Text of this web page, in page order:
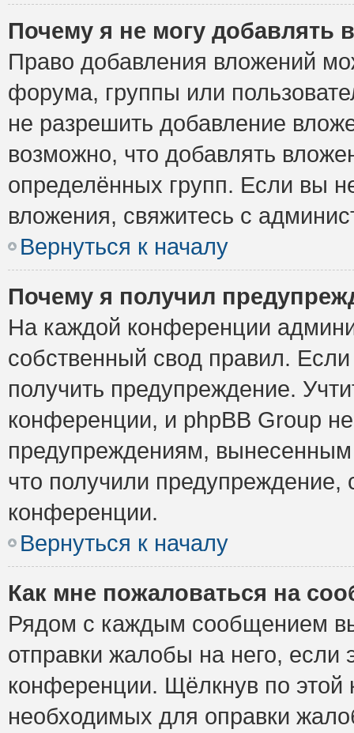
Почему я не могу добавлять
Право добавления вложений
форума, группы или
не разрешить добавление
возможно, что добавлять
определённых групп. Если вы
вложения, свяжитесь с
Вернуться к началу
Почему я получил
На каждой конференции
собственный свод правил.
получить предупреждение.
конференции, и phpBB Group
предупреждениям,
что получили предупреждение,
конференции.
Вернуться к началу
Как мне пожаловаться на
Рядом с каждым сообщением
отправки жалобы на него,
конференции. Щёлкнув по этой
необходимых для оправки